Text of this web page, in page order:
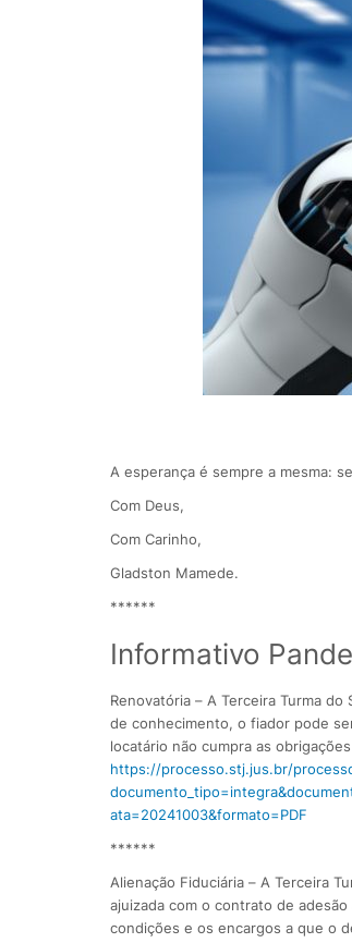
A esperança é sempre a mesma:
Com Deus,
Com Carinho,
Gladston Mamede.
******
Informativo
Renovatória – ​A Terceira Turma
de conhecimento, o fiador pode
locatário não cumpra as
https://processo.stj.jus.br/
ata=20241003&formato=PDF
******
Alienação Fiduciária – A Terceira
ajuizada com o contrato de
condições e os encargos a que o